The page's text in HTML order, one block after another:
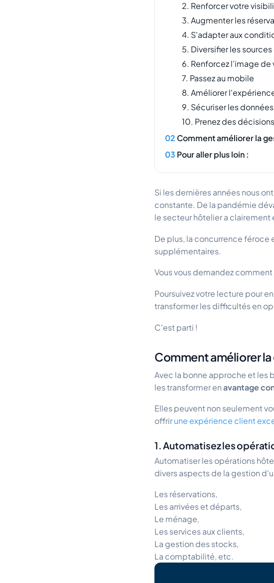
2. Renforcer votre
3. Augmenter les
4. S'adapter aux
5. Diversifier les
6. Renforcez l’image
7. Passez au mobile
8. Améliorer
9. Sécuriser les
10. Prenez des
Comment améliorer la
Pour aller plus loin :
Si les dernières années nous
constante. De la pandémie
le secteur hôtelier a clairement
De plus, la concurrence féroce
supplémentaires.
Vous vous demandez
Poursuivez votre lecture pour
transformer les difficultés en
C'est parti !
Comment améliorer
Avec la bonne approche et les
les transformer enavantage
Elles peuvent non seulement
offrirune expérience client
1. Automatisez les
Automatiser les opérations
divers aspects de la gestion
Les réservations,
Les arrivées et départs,
Le ménage,
Les services aux clients,
La gestion des stocks,
La comptabilité, etc.